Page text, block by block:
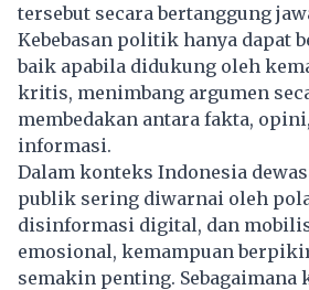
tersebut secara bertanggung
Kebebasan politik hanya dapat
baik apabila didukung oleh
kritis, menimbang argumen
membedakan antara fakta,
informasi.
Dalam konteks Indonesia
publik sering diwarnai oleh
disinformasi digital, dan
emosional, kemampuan
semakin penting. Sebagaimana